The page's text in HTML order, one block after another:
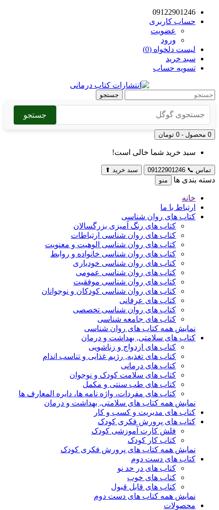
09122901246
حساب کاربری
عضویت
ورود
لیست دلخواه (0)
سبد خرید
تسویه حساب
جستجو
جستجو
0 محصول - 0 تومان
سبد خرید شما خالی است!
تماس 📞
09122901246 سبد خرید ⬆
دسته بندی ها منو
خانه
ارتباط با ما
کتاب های روان شناسی
کتاب های رنگ آمیزی بزرگسالان
کتاب های روان شناسی ارتباطات
کتاب های روان شناسی الوهیت و معنویت
کتاب های روان شناسی خانواده و روابط
کتاب های روان شناسی خودیاری
کتاب های روان شناسی عمومی
کتاب های روان شناسی موفقیت
کتاب های روان شناسی کودکان و نوجوانان
کتاب های عرفانی
کتاب های روان شناسی تخصصی
کتاب های جامعه شناسی
نمایش همه کتاب های روان شناسی
کتاب های سلامتی, بهداشت و درمان
کتاب های ازدواج و زناشویی
کتاب های تغذیه, رژیم غذایی و تناسب اندام
کتاب های درمانی
کتاب های سلامت کودک و نوجوان
کتاب های طب سنتی و مکمل
کتاب های مفردات، واژه نامه ها، دایره المعارف ها
نمایش همه کتاب های سلامتی, بهداشت و درمان
کتاب های مدیریت و کسب و کار
کتاب های پرورش فکری کودک
فلش کارت آموزشی کودک
کتاب کار کودک
نمایش همه کتاب های پرورش فکری کودک
کتاب های دست دوم
کتاب های در حد نو
کتاب های خوب
کتاب های قابل قبول
نمایش همه کتاب های دست دوم
محصولات